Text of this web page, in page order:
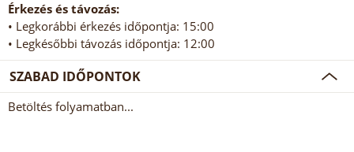
Érkezés és távozás:
• Legkorábbi érkezés időpontja: 15:00
• Legkésőbbi távozás időpontja: 12:00
SZABAD IDŐPONTOK
Betöltés folyamatban...